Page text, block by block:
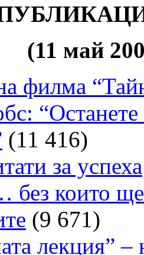
(11 май
филма
“Останете
(11 416)
за успеха
без които
(9 671)
лекция”